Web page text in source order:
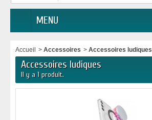
MENU
Accueil > Accessoires > Accessoires ludiques
Accessoires ludiques
Il y a 1 produit.